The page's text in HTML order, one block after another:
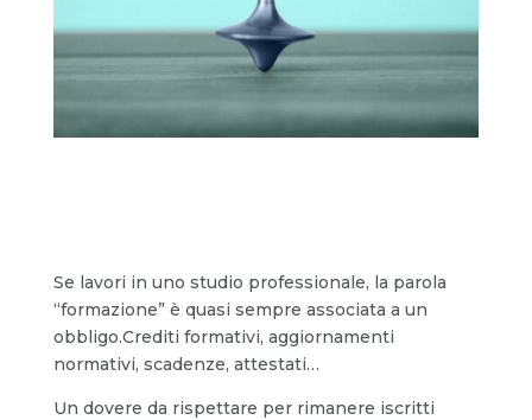
Se lavori in uno studio professionale, la parola
“formazione” è quasi sempre associata a un
obbligo.Crediti formativi, aggiornamenti
normativi, scadenze, attestati…
Un dovere da rispettare per rimanere iscritti